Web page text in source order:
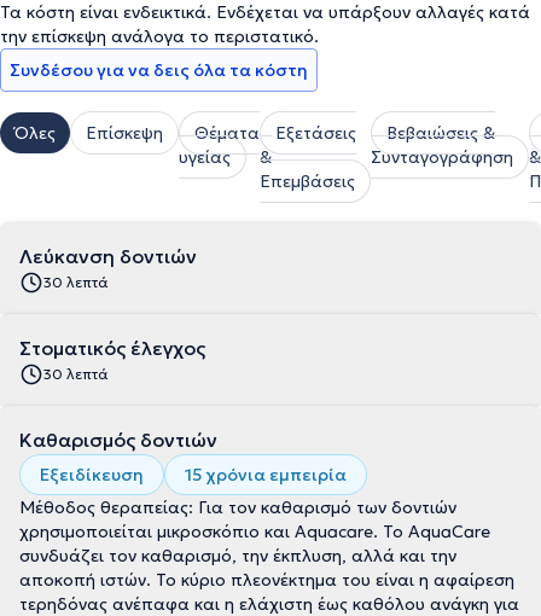
Τα κόστη είναι ενδεικτικά. Ενδέχεται να υπάρξουν αλλαγές κατά
την επίσκεψη ανάλογα το περιστατικό.
Συνδέσου για να δεις όλα τα κόστη
Όλες Επίσκεψη
Θέματα
υγείας
Εξετάσεις
&
Επεμβάσεις
Βεβαιώσεις &
Συνταγογράφηση
&
Λεύκανση δοντιών
30 λεπτά
Στοματικός έλεγχος
30 λεπτά
Καθαρισμός δοντιών
Εξειδίκευση
15 χρόνια εμπειρία
Μέθοδος θεραπείας: Για τον καθαρισμό των δοντιών
χρησιμοποιείται μικροσκόπιο και Aquacare. Το AquaCare
συνδυάζει τον καθαρισμό, την έκπλυση, αλλά και την
αποκοπή ιστών. Το κύριο πλεονέκτημα του είναι η αφαίρεση
τερηδόνας ανέπαφα και η ελάχιστη έως καθόλου ανάγκη για